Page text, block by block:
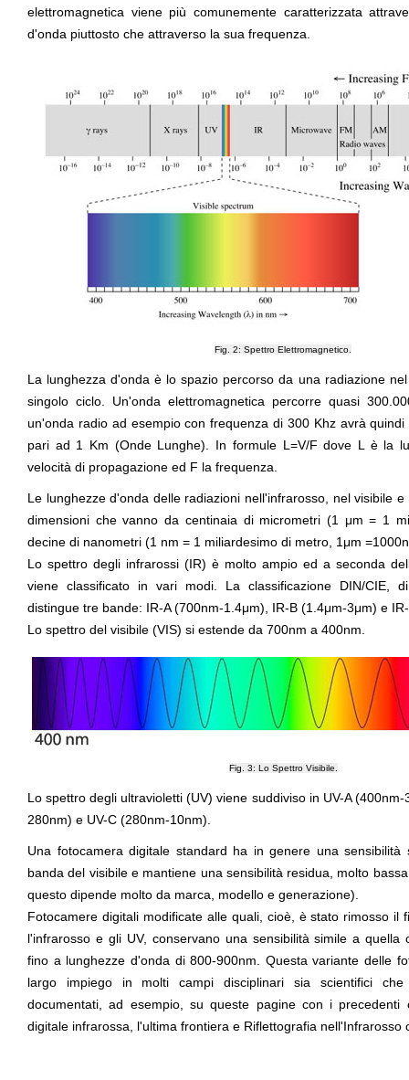
elettromagnetica viene più comunemente caratterizzata
d'onda piuttosto che attraverso la sua frequenza.
Fig. 2: Spettro Elettromagnetico.
La lunghezza d'onda è lo spazio percorso da una radiazione
singolo ciclo. Un'onda elettromagnetica percorre quasi
un'onda radio ad esempio con frequenza di 300 Khz avrà
pari ad 1 Km (Onde Lunghe). In formule L=V/F dove L è la
velocità di propagazione ed F la frequenza.
Le lunghezze d'onda delle radiazioni nell'infrarosso, nel visibile
dimensioni che vanno da centinaia di micrometri (1 μm = 1
decine di nanometri (1 nm = 1 miliardesimo di metro, 1μm
Lo spettro degli infrarossi (IR) è molto ampio ed a seconda
viene classificato in vari modi. La classificazione DIN/CIE,
distingue tre bande: IR-A (700nm-1.4μm), IR-B (1.4μm-3μm) e
Lo spettro del visibile (VIS) si estende da 700nm a 400nm.
Fig. 3: Lo Spettro Visibile.
Lo spettro degli ultravioletti (UV) viene suddiviso in UV-A
280nm) e UV-C (280nm-10nm).
Una fotocamera digitale standard ha in genere una sensibilità
banda del visibile e mantiene una sensibilità residua, molto
questo dipende molto da marca, modello e generazione).
Fotocamere digitali modificate alle quali, cioè, è stato rimosso il
l'infrarosso e gli UV, conservano una sensibilità simile a quella
fino a lunghezze d'onda di 800-900nm. Questa variante delle
largo impiego in molti campi disciplinari sia scientifici
documentati, ad esempio, su queste pagine con i precedenti
digitale infrarossa, l'ultima frontiera e Riflettografia nell'Infrarosso